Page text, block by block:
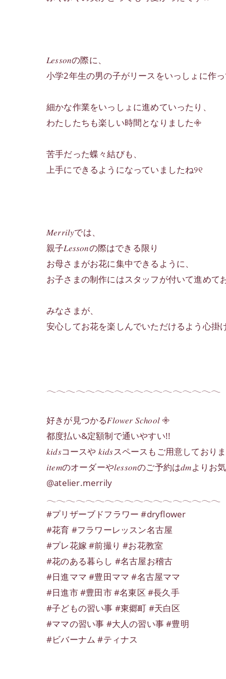
𝐿𝑒𝑠𝑠𝑜𝑛の際に、
小学2年生の男の子がリースをいっしょに作
細かな作業をいっしょに進めていったり、
わたしたちも楽しい時間となりました𖧷
苦手だった蝶々結びも、
上手にできるようになっていましたね୨୧
𝑀𝑒𝑟𝑟𝑖𝑙𝑦では、
親子𝐿𝑒𝑠𝑠𝑜𝑛の際はできる限り
お母さまがお花に集中できるように、
お子さまの制作にはスタッフが付いて進めて
みなさまが、
安心してお花を楽しんでいただけるよう心掛
𓂃𓂃𓂃𓂃𓂃𓂃𓂃𓂃𓂃𓂃𓂃𓂃𓂃𓂃𓂃𓂃𓂃𓂃
好きが見つかる𝐹𝑙𝑜𝑤𝑒𝑟 𝑆𝑐ℎ𝑜𝑜𝑙 𖧷
都度払い&定額制で通いやすい!!
𝑘𝑖𝑑𝑠コースや 𝑘𝑖𝑑𝑠スペースもご用意しており
𝑖𝑡𝑒𝑚のオーダーや𝑙𝑒𝑠𝑠𝑜𝑛のご予約は𝑑𝑚よりお
@atelier.merrily
𓂃𓂃𓂃𓂃𓂃𓂃𓂃𓂃𓂃𓂃𓂃𓂃𓂃𓂃𓂃𓂃𓂃𓂃
#プリザーブドフラワー #dryflower
#花育 #フラワーレッスン名古屋
#プレ花嫁 #前撮り #お花教室
#花のある暮らし #名古屋お稽古
#日進ママ #豊田ママ #名古屋ママ
#日進市 #豊田市 #名東区 #長久手
#子どもの習い事 #東郷町 #天白区
#ママの習い事 #大人の習い事 #豊明
#ビバーナム #ティナス